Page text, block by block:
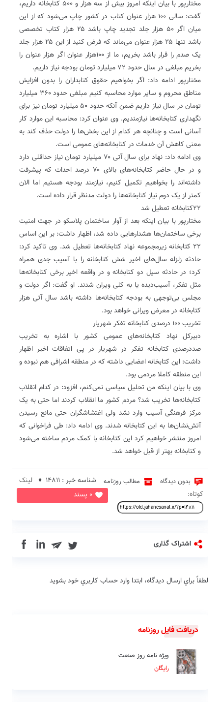
مختارپور با بیان اینکه امروز بیش از سه هزار و ۵۰۰ کتابخانه داریم،
گفت: سالی ۱۰۰ هزار عنوان کتاب در کشور چاپ می‌شود که از این
میان اگر ۵۰ هزار جلد تجدید چاپ باشد ۲۵ هزار کتاب تخصصی
باشد تنها ۲۵ هزار عنوان می‌ماند که فرض کنید از این ۲۵ هزار جلد
یک صدم را قرار باشد بخریم، ما از ۱۰۰هزار عنوان اگر هزار عنوان را
بخریم مبلغی در سال حدود ۷۲ میلیارد تومان بودجه نیاز داریم.
مختارپور ادامه داد: اگر بخواهیم حقوق کتابداران را بدون افزایش
مناطق محروم و سایر موارد محاسبه کنیم مبلغی حدود ۳۶۰ میلیارد
تومان در سال نیاز داریم ضمن آنکه حدود ۵۰ میلیارد تومان نیز برای
نگهداری کتابخانه‌ها نیازمندیم. وی عنوان کرد: محاسبه این موارد کار
آسانی است و چنانچه هر کدام از این بخش‌ها را دولت حذف کند به
معنی کاهش آن خدمات در کتابخانه‌های عمومی است.
وی ادامه داد: نهاد برای سال آتی ۷۰ میلیارد تومان نیاز حداقلی دارد
و در حال حاضر کتابخانه‌های بالای ۷۰ درصد احداث که پیشرفت
داشته‌اند را بخواهیم تکمیل کنیم، نیازمند بودجه هستیم اما الان
کمتر از یک دوم نیاز کتابخانه‌ها را دولت مدنظر قرار داده است.
۲۲کتابخانه تعطیل شد
مختارپور با بیان اینکه بعد از آوار ساختمان پلاسکو در جهت امنیت
برخی ساختمان‌ها هشدارهایی داده شد، اظهار داشت: بر این اساس
۲۲ کتابخانه زیرمجموعه نهاد کتابخانه‌ها تعطیل شد. وی تاکید کرد:
حادثه زلزله سال‌های اخیر شش کتابخانه را با آسیب جدی همراه
کرد؛ در حادثه سیل دو کتابخانه و در واقعه اخیر برخی کتابخانه‌ها
مثل تفکر، آسیب‌دیده یا به کلی ویران شدند. او گفت: اگر دولت و
مجلس بی‌توجهی به بودجه کتابخانه‌ها داشته باشد سال آتی هزار
کتابخانه در معرض ویرانی خواهد بود.
تخریب ۱۰۰ درصدی کتابخانه تفکر شهریار
دبیرکل نهاد کتابخانه‌های عمومی کشور با اشاره به تخریب
صددرصدی کتابخانه تفکر در شهریار در پی اتفاقات اخیر اظهار
داشت: این کتابخانه اعضایی داشته که در منطقه اشرافی هم نبوده و
این منطقه کاملا مردمی بود.
وی با بیان اینکه من تحلیل سیاسی نمی‌کنم، افزود: در کدام انقلاب
کتابخانه‌ها تخریب شد؟ مردم کشور ما انقلاب کردند اما حتی به یک
مرکز فرهنگی آسیب وارد نشد ولی اغتشاشگران حتی مانع رسیدن
آتش‌نشان‌ها به این کتابخانه شدند. وی ادامه داد: طی فراخوانی که
امروز منتشر خواهیم کرد این کتابخانه با کمک مردم ساخته می‌شود
و کتابخانه بهتر از قبل خواهد شد.
بدون دیدگاه مطالب روزنامه
0 پسند
شناسه خبر : 14811 ♦
لینک
کوتاه:
اشتراک گذاری in
لطفاً براي ارسال دیدگاه، ابتدا وارد حساب كاربري خود بشويد
دریافت فایل روزنامه
ویژه نامه روز صنعت
رایگان